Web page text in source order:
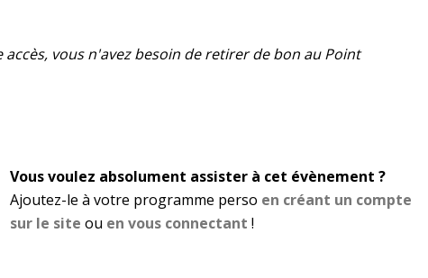
accès, vous n'avez besoin de retirer de bon au Point
Vous voulez absolument assister à cet évènement ?
Ajoutez-le à votre programme perso en créant un compte
sur le site ou en vous connectant !